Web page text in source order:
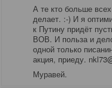
А те кто больше
делает. :-) И я
к Путину придёт
ВОВ. И польза и
одной только
акция, приеду.
Муравей.